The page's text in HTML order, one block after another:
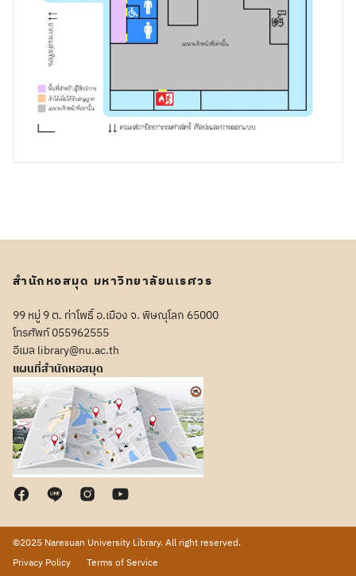
สำนักหอสมุด มหาวิทยาลัยนเรศวร
99 หมู่ 9 ต. ท่าโพธิ์ อ.เมือง จ. พิษณุโลก 65000
โทรศัพท์ 055962555
อีเมล library@nu.ac.th
แผนที่สำนักหอสมุด
©2025 Naresuan University Library. All right reserved.
Privacy Policy
Terms of Service